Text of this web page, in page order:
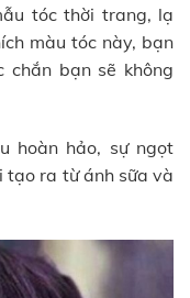
tóc thời trang, lạ
màu tóc này, bạn
chắn bạn sẽ không
hoàn hảo, sự ngọt
tạo ra từ ánh sữa và